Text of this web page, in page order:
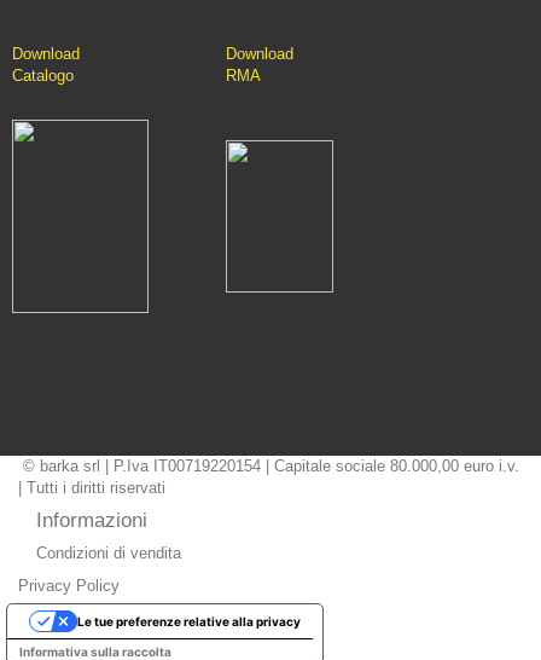
Download
Catalogo
Download
RMA
© barka srl | P.Iva IT00719220154 | Capitale sociale 80.000,00 euro i.v.
| Tutti i diritti riservati
Informazioni
Condizioni di vendita
Privacy Policy
Informativa sulla raccolta
Le tue preferenze relative alla privacy